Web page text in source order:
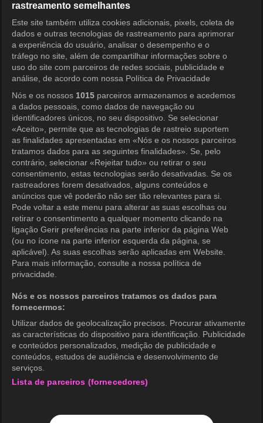
KOCOWA+ Redes Sociais
KOCOWA+
Central de Ajuda
Termos de Uso
Política de Privacidade
Política de Privacidade (Europa)
Política de Privacidade (Oceania)
Política de Privacidade (Brasil)
Direitos de Privacidade da Califórnia
Política de Cookies (Gerenciar
Não Venda Minhas Informações Pessoais
Classificação etária
Acessibilidade
wavve Americas
rastreamento semelhantes
Este site também utiliza cookies adicionais, pixels, coleta de
dados e outras tecnologias de rastreamento para aprimorar
a experiência do usuário, analisar o desempenho e o
tráfego no site, além de compartilhar informações sobre o
uso do site com parceiros de redes sociais, publicidade e
análise, de acordo com nossa Política de Privacidade
Nós e os nossos 1015 parceiros armazenamos e acedemos
a dados pessoais, como dados de navegação ou
identificadores únicos, no seu dispositivo. Se selecionar
«Aceito», permite que as tecnologias de rastreio suportem
as finalidades apresentadas em «Nós e os nossos parceiros
tratamos dados para as seguintes finalidades». Se, pelo
contrário, selecionar «Rejeitar tudo» ou retirar o seu
consentimento, estas tecnologias serão desativadas. Se os
rastreadores forem desativados, alguns conteúdos e
anúncios que vê poderão não ser tão relevantes para si.
Pode voltar a este menu para alterar as suas escolhas ou
retirar o consentimento a qualquer momento clicando na
ligação Gerir preferências na parte inferior da página Web
(ou no ícone na parte inferior esquerda da página, se
aplicável). As suas escolhas serão aplicadas em Website.
Para mais informação, consulte a nossa política de
privacidade.
Nós e os nossos parceiros tratamos os dados para
fornecermos:
Utilizar dados de geolocalização precisos. Procurar ativamente
as características do dispositivo para identificação. Publicidade
e conteúdos personalizados, medição de publicidade e
conteúdos, estudos de audiência e desenvolvimento de
serviços.
Lista de parceiros (fornecedores)